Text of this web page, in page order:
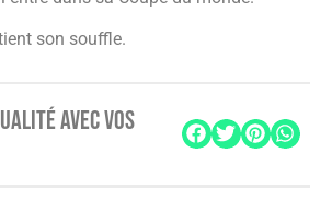
son souffle.
AVEC VOS